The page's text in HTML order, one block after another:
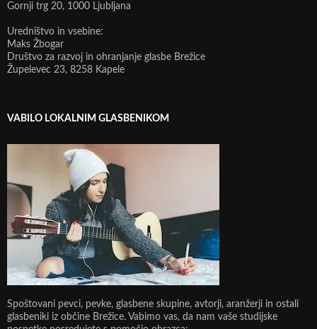
Gornji trg 20, 1000 Ljubljana
Uredništvo in vsebine:
Maks Žbogar
Društvo za razvoj in ohranjanje glasbe Brežice
Župelevec 23, 8258 Kapele
VABILO LOKALNIM GLASBENIKOM
Spoštovani pevci, pevke, glasbene skupine, avtorji, aranžerji in ostali
glasbeniki iz občine Brežice. Vabimo vas, da nam vaše studijske